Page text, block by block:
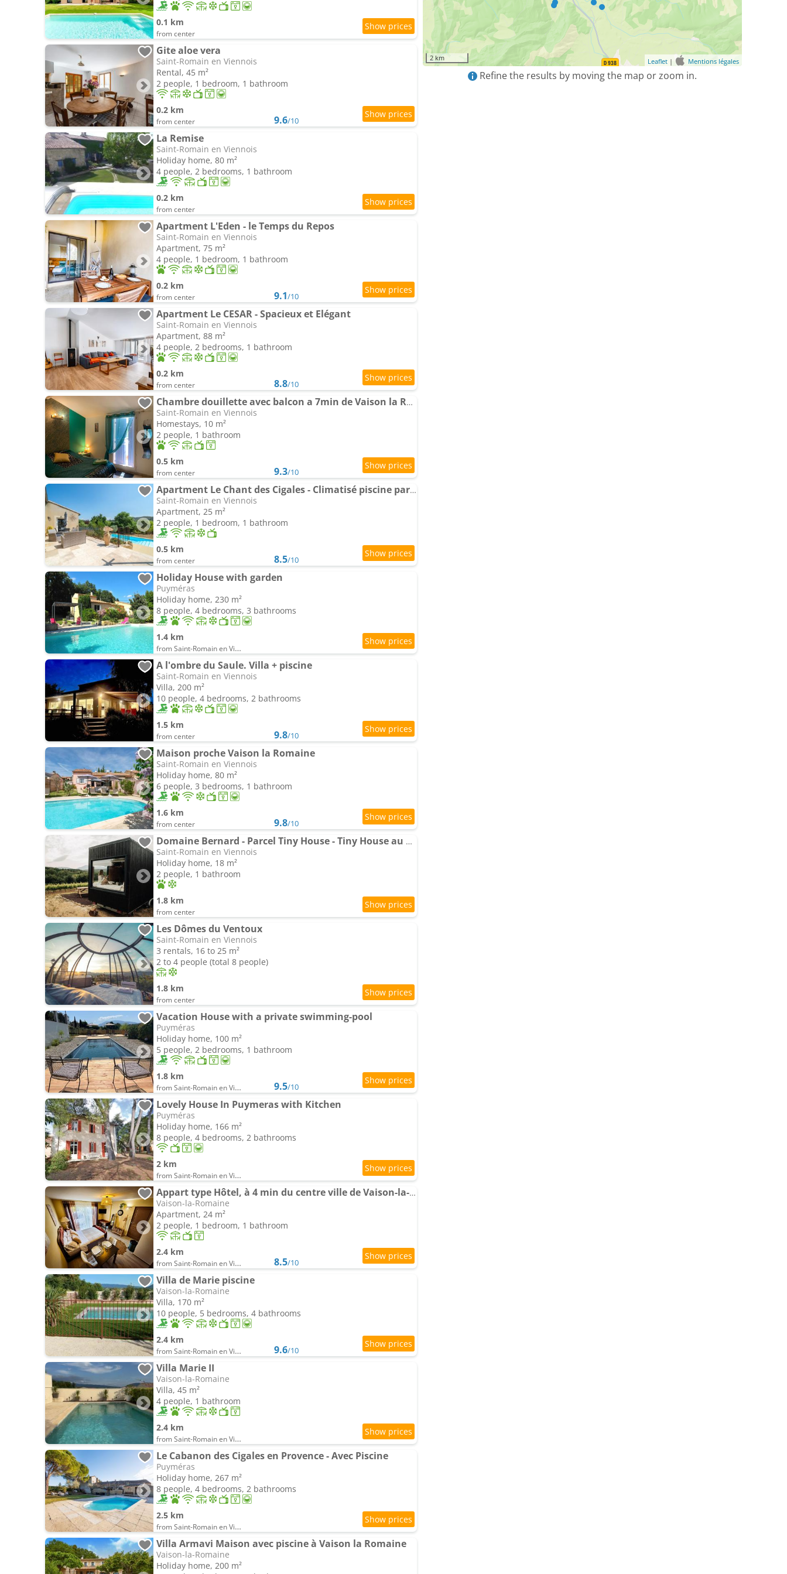
0.1 km
from center
Gite aloe vera
Saint-Romain en Viennois
Rental, 45 m²
2 people, 1 bedroom, 1 bathroom
0.2 km
from center 9.6/10
La Remise
Saint-Romain en Viennois
Holiday home, 80 m²
4 people, 2 bedrooms, 1 bathroom
0.2 km
from center
Apartment L'Eden - le Temps du Repos
Saint-Romain en Viennois
Apartment, 75 m²
4 people, 1 bedroom, 1 bathroom
0.2 km
from center 9.1/10
Apartment Le CESAR - Spacieux et Elégant
Saint-Romain en Viennois
Apartment, 88 m²
4 people, 2 bedrooms, 1 bathroom
0.2 km
from center 8.8/10
Chambre douillette avec balcon a 7min de Vaison la Romaine
Saint-Romain en Viennois
Homestays, 10 m²
2 people, 1 bathroom
0.5 km
from center 9.3/10
Apartment Le Chant des Cigales - Climatisé piscine partagée
Saint-Romain en Viennois
Apartment, 25 m²
2 people, 1 bedroom, 1 bathroom
0.5 km
from center 8.5/10
Holiday House with garden
Puyméras
Holiday home, 230 m²
8 people, 4 bedrooms, 3 bathrooms
1.4 km
from Saint-Romain en Viennois
A l'ombre du Saule. Villa + piscine
Saint-Romain en Viennois
Villa, 200 m²
10 people, 4 bedrooms, 2 bathrooms
1.5 km
from center 9.8/10
Maison proche Vaison la Romaine
Saint-Romain en Viennois
Holiday home, 80 m²
6 people, 3 bedrooms, 1 bathroom
1.6 km
from center 9.8/10
Domaine Bernard - Parcel Tiny House - Tiny House au coeur des vignes face au Mont Ventoux MAE-5213
Saint-Romain en Viennois
Holiday home, 18 m²
2 people, 1 bathroom
1.8 km
from center
Les Dômes du Ventoux
Saint-Romain en Viennois
3 rentals, 16 to 25 m²
2 to 4 people (total 8 people)
1.8 km
from center
Vacation House with a private swimming-pool
Puyméras
Holiday home, 100 m²
5 people, 2 bedrooms, 1 bathroom
1.8 km
from Saint-Romain en Viennois 9.5/10
Lovely House In Puymeras with Kitchen
Puyméras
Holiday home, 166 m²
8 people, 4 bedrooms, 2 bathrooms
2 km
from Saint-Romain en Viennois
Appart type Hôtel, à 4 min du centre ville de Vaison-la-Romaine
Vaison-la-Romaine
Apartment, 24 m²
2 people, 1 bedroom, 1 bathroom
2.4 km
from Saint-Romain en Viennois 8.5/10
Villa de Marie piscine
Vaison-la-Romaine
Villa, 170 m²
10 people, 5 bedrooms, 4 bathrooms
2.4 km
from Saint-Romain en Viennois 9.6/10
Villa Marie II
Vaison-la-Romaine
Villa, 45 m²
4 people, 1 bathroom
2.4 km
from Saint-Romain en Viennois
Le Cabanon des Cigales en Provence - Avec Piscine
Puyméras
Holiday home, 267 m²
8 people, 4 bedrooms, 2 bathrooms
2.5 km
from Saint-Romain en Viennois
Villa Armavi Maison avec piscine à Vaison la Romaine
Vaison-la-Romaine
Holiday home, 200 m²
2 km Leaflet | Mentions légales
Refine the results by moving the map or zoom in.